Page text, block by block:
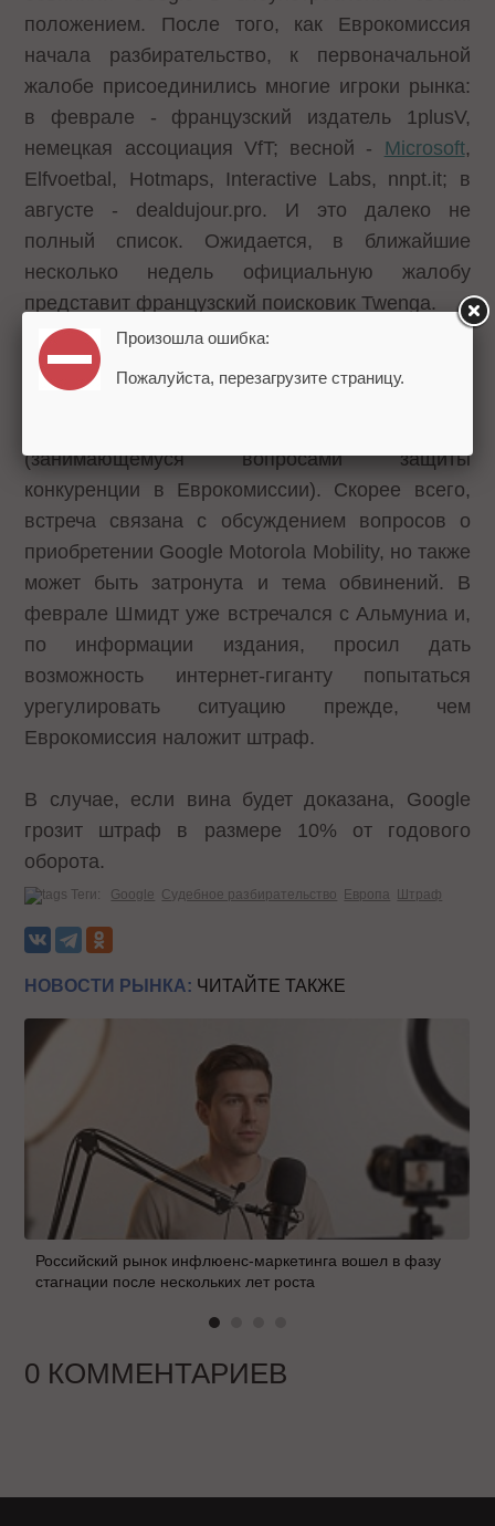
положением. После того, как Еврокомиссия
начала разбирательство, к первоначальной
жалобе присоединились многие игроки рынка:
в феврале - французский издатель 1plusV,
немецкая ассоциация VfT; весной - Microsoft,
Elfvoetbal, Hotmaps, Interactive Labs, nnpt.it; в
августе - dealdujour.pro. И это далеко не
полный список. Ожидается, в ближайшие
несколько недель официальную жалобу
представит французский поисковик Twenga.
В начале следующей недели председатель
совета директоров Google
(занимающемуся вопросами защиты
конкуренции в Еврокомиссии). Скорее всего,
встреча связана с обсуждением вопросов о
приобретении Google Motorola Mobility, но также
может быть затронута и тема обвинений. В
феврале Шмидт уже встречался с Альмуниа и,
по информации издания, просил дать
возможность интернет-гиганту попытаться
урегулировать ситуацию прежде, чем
Еврокомиссия наложит штраф.
В случае, если вина будет доказана, Google
грозит штраф в размере 10% от годового
оборота.
Теги: Google Судебное разбирательство Европа Штраф
НОВОСТИ РЫНКА: ЧИТАЙТЕ ТАКЖЕ
Российский рынок инфлюенс-маркетинга вошел в фазу
стагнации после нескольких лет роста
0 КОММЕНТАРИЕВ
Произошла ошибка:
Пожалуйста, перезагрузите страницу.